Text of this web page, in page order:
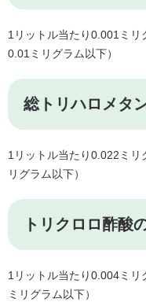
1リットル当たり0.001ミリ
0.01ミリグラム以下）
総トリハロメタ
1リットル当たり0.022ミリ
リグラム以下）
トリクロロ酢酸
1リットル当たり0.004ミ
ミリグラム以下）